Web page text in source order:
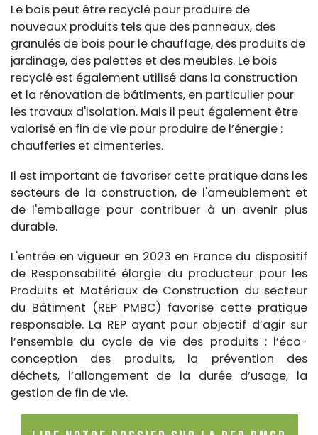
Le bois peut être recyclé pour produire de
nouveaux produits tels que des panneaux, des
granulés de bois pour le chauffage, des produits de
jardinage, des palettes et des meubles. Le bois
recyclé est également utilisé dans la construction
et la rénovation de bâtiments, en particulier pour
les travaux d'isolation. Mais il peut également être
valorisé en fin de vie pour produire de l’énergie :
chaufferies et cimenteries.
Il est important de favoriser cette pratique dans les
secteurs de la construction, de l'ameublement et
de l'emballage pour contribuer à un avenir plus
durable.
L'entrée en vigueur en 2023 en France du dispositif
de Responsabilité élargie du producteur pour les
Produits et Matériaux de Construction du secteur
du Bâtiment (REP PMBC) favorise cette pratique
responsable. La REP ayant pour objectif d’agir sur
l’ensemble du cycle de vie des produits : l’éco-
conception des produits, la prévention des
déchets, l’allongement de la durée d’usage, la
gestion de fin de vie.